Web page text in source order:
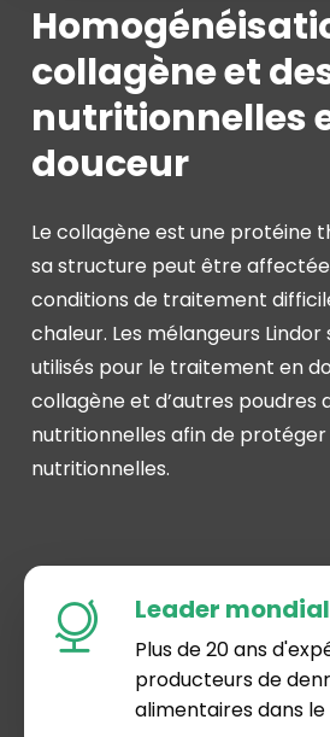
collagène et
nutritionnelles
douceur
Le collagène est une protéine
sa structure peut être
conditions de traitement
chaleur. Les mélangeurs
utilisés pour le traitement en
collagène et d’autres poudres
nutritionnelles afin de
nutritionnelles.
Leader mondial
Plus de 20 ans
producteurs de
alimentaires dans